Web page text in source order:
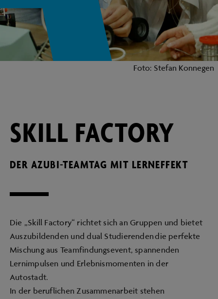
Foto: Stefan Konnegen
SKILL FACTORY
DER AZUBI-TEAMTAG MIT LERNEFFEKT
Die „Skill Factory“ richtet sich an Gruppen und bietet
Auszubildenden und dual Studierenden die perfekte
Mischung aus Teamfindungsevent, spannenden
Lernimpulsen und Erlebnismomenten in der
Autostadt.
In der beruflichen Zusammenarbeit stehen